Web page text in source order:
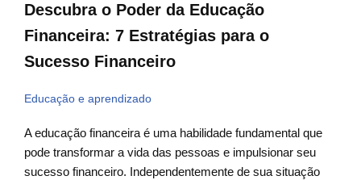
Descubra o Poder da Educação
Financeira: 7 Estratégias para o
Sucesso Financeiro
Educação e aprendizado
A educação financeira é uma habilidade fundamental que
pode transformar a vida das pessoas e impulsionar seu
sucesso financeiro. Independentemente de sua situação